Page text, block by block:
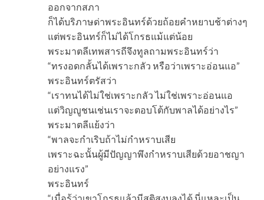
ออกจากสภา
ก็ได้บริภาษด่าพระอินทร์ด้วยถ้อยคำหยาบช้าต่างๆ
แต่พระอินทร์ก็ไม่ได้โกรธแม้แต่น้อย
พระมาตลีเทพสารถีจึงทูลถามพระอินทร์ว่า
“ทรงอดกลั้นได้เพราะกลัว หรือว่าเพราะอ่อนแอ”
พระอินทร์ตรัสว่า
“เราทนได้ไม่ใช่เพราะกลัว ไม่ใช่เพราะอ่อนแอ
แต่วิญญูชนเช่นเราจะตอบโต้กับพาลได้อย่างไร”
พระมาตลีแย้งว่า
“พาลจะกำเริบถ้าไม่กำหราบเสีย
เพราะฉะนั้นผู้มีปัญญาพึงกำหราบเสียด้วยอาชญา
อย่างแรง”
พระอินทร์